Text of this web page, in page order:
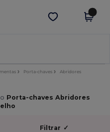
Obter app
Porta-chaves Abridores
Porta-chaves Abridores
Filtrar ✓